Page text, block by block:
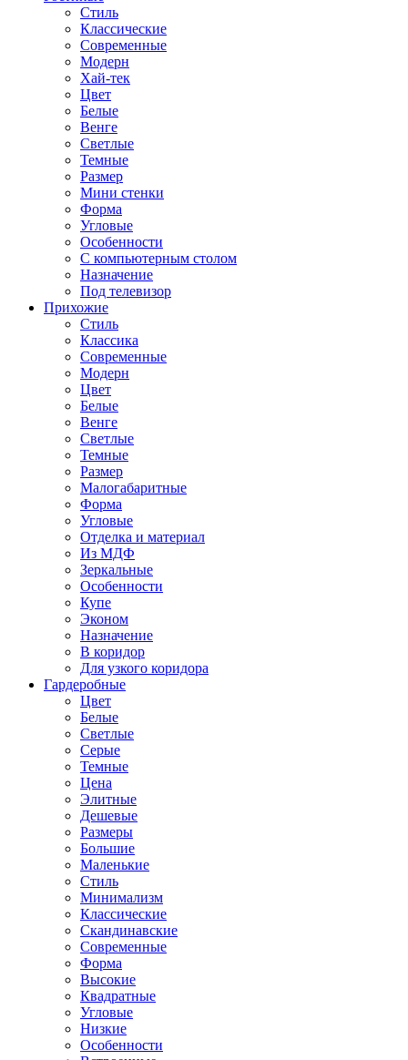
Стиль
Классические
Современные
Модерн
Хай-тек
Цвет
Белые
Венге
Светлые
Темные
Размер
Мини стенки
Форма
Угловые
Особенности
С компьютерным столом
Назначение
Под телевизор
Прихожие
Стиль
Классика
Современные
Модерн
Цвет
Белые
Венге
Светлые
Темные
Размер
Малогабаритные
Форма
Угловые
Отделка и материал
Из МДФ
Зеркальные
Особенности
Купе
Эконом
Назначение
В коридор
Для узкого коридора
Гардеробные
Цвет
Белые
Светлые
Серые
Темные
Цена
Элитные
Дешевые
Размеры
Большие
Маленькие
Стиль
Минимализм
Классические
Скандинавские
Современные
Форма
Высокие
Квадратные
Угловые
Низкие
Особенности